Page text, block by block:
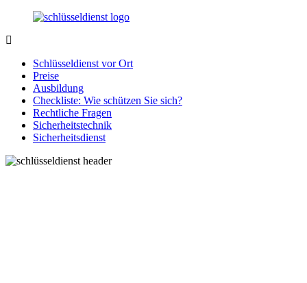
Zurück
Inhalt
Notlage
wird
gelöst!
Schlüsseldienst vor Ort
Preise
Ausbildung
Checkliste: Wie schützen Sie sich?
Rechtliche Fragen
Sicherheitstechnik
Sicherheitsdienst